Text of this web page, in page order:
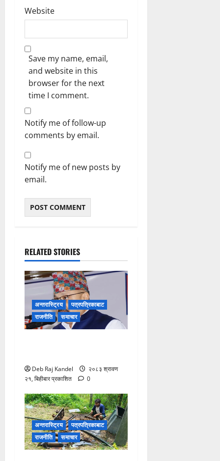
Website
Save my name, email,
and website in this
browser for the next
time I comment.
Notify me of follow-up
comments by email.
Notify me of new posts by
email.
RELATED STORIES
अन्तरास्ट्रिय
पत्रपत्रिकाबाट
राजनीति
समाचार
Deb Raj Kandel
२०८३ श्रावण
२१, बिहीबार प्रकाशित
0
अन्तरास्ट्रिय
पत्रपत्रिकाबाट
राजनीति
समाचार